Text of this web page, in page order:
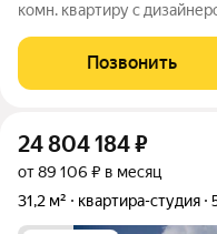
комн. квартиру с
постройки по адресу
проживания все продумано
Позвонить
24 804 184₽
от 89 106 ₽ в месяц
31,2 м²
квартира-студия